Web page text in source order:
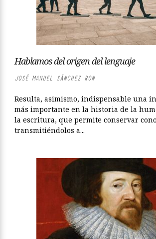
Hablamos del origen del lenguaje
JOSÉ MANUEL SÁNCHEZ RON
Resulta, asimismo, indispensable una
más importante en la historia de la
la escritura, que permite conservar
transmitiéndolos a...